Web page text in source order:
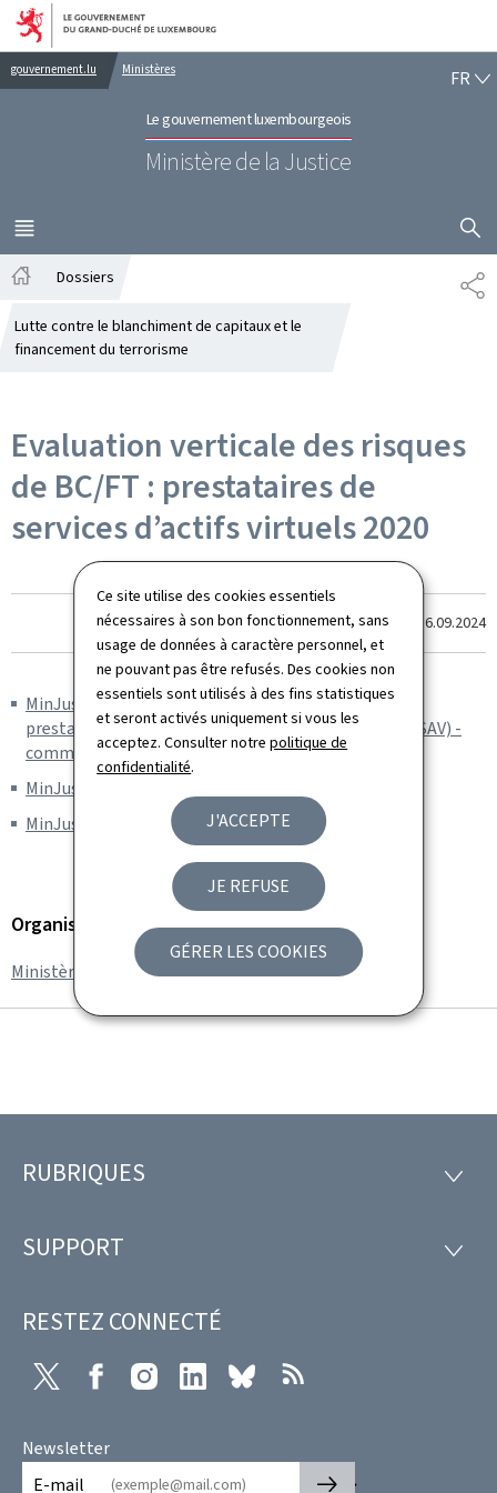
Ce site utilise des cookies essentiels
nécessaires à son bon fonctionnement, sans
usage de données à caractère personnel, et
ne pouvant pas être refusés. Des cookies non
essentiels sont utilisés à des fins statistiques
et seront activés uniquement si vous les
acceptez. Consulter notrepolitique de
confidentialité.
J'ACCEPTE
JE REFUSE
GÉRER LES COOKIES
Aller au menu principal
Aller au contenu
gouvernement.lu Ministères
Le gouvernement luxembourgeois
Ministère de la Justice
FR
MENU
PRINCIPAL
Dossiers
Lutte contre le blanchiment de capitaux et le
financement du terrorisme
Evaluation verticale des risques
de BC/FT : prestataires de
services d’actifs virtuels 2020
Dernière modification le 16.09.2024
MinJus_Evaluation verticale des risques de BC/FT:
prestataires de services d'actifs virtuels 2020 (EVR PSAV) -
communiqué de presse (en FR)
MinJus_EVR PSAV 2020 (en EN) (Pdf, 2,04 Mo)
MinJus_EVR PSAV 2020_résumé (en FR) (Pdf, 886 Ko)
Organisation
Ministère de la Justice
Pied
page
RUBRIQUES
SUPPORT
RESTEZ CONNECTÉ
FacebookInstagramLinkedIn Bluesky
Newsletter
E-mail
🡒